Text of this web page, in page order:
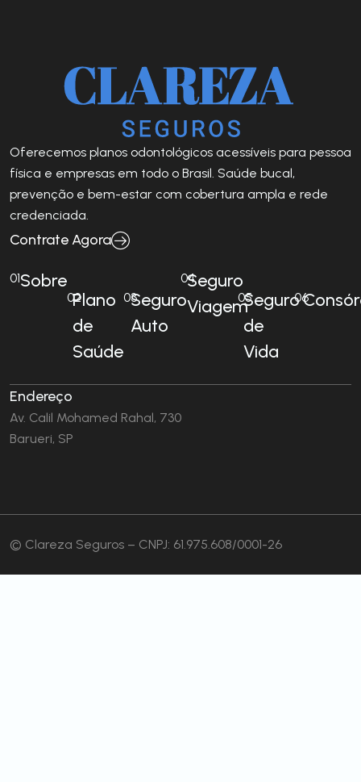
Oferecemos planos odontológicos acessíveis para pessoa
física e empresas em todo o Brasil. Saúde bucal,
prevenção e bem-estar com cobertura ampla e rede
credenciada.
Contrate Agora
01Sobre
02Plano
de
Saúde
03Seguro
Auto
04Seguro
Viagem
05Seguro
de
Vida
06
Endereço
Av. Calil Mohamed Rahal, 730
Barueri, SP
© Clareza Seguros – CNPJ: 61.975.608/0001-26